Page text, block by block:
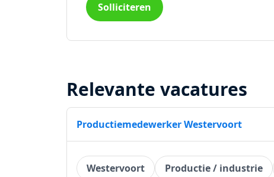
Solliciteren
Relevante vacatures
Productiemedewerker Westervoort
Westervoort Productie / industrie